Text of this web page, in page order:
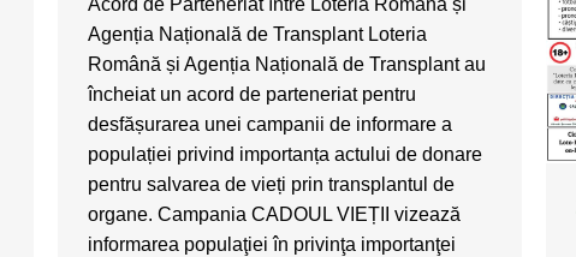
Agenția Națională de Transplant Loteria
Română și Agenția Națională de Transplant au
încheiat un acord de parteneriat pentru
desfășurarea unei campanii de informare a
populației privind importanța actului de donare
pentru salvarea de vieți prin transplantul de
organe. Campania CADOUL VIEȚII vizează
informarea populaţiei în privinţa importanţei